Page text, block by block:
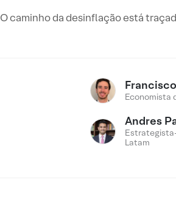
O caminho da desinflação está
Economista
Andres
Latam